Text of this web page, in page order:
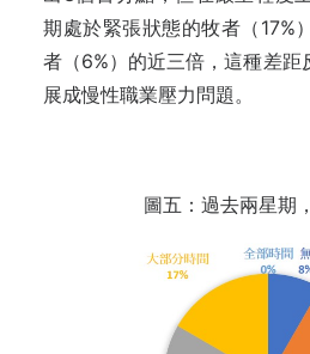
期處於緊張狀態的牧者（17%
者（6%）的近三倍，這種差距
展成慢性職業壓力問題。
圖五：過去兩星期